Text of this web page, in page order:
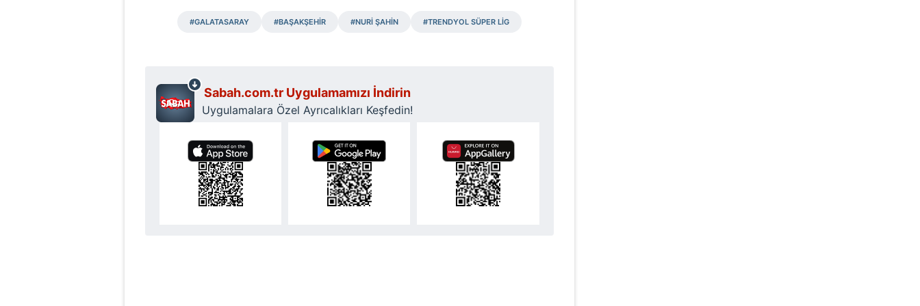
#GALATASARAY #BAŞAKŞEHİR #NURİ ŞAHİN #TRENDYOL SÜPER LİG
Sabah.com.tr Uygulamamızı İndirin
Uygulamalara Özel Ayrıcalıkları Keşfedin!